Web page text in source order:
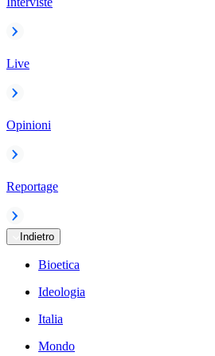
Live
Opinioni
Reportage
Indietro
Bioetica
Ideologia
Italia
Mondo